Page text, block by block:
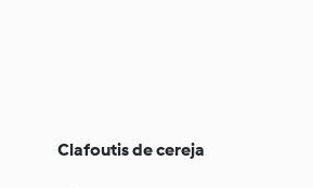
Clafoutis de cereja